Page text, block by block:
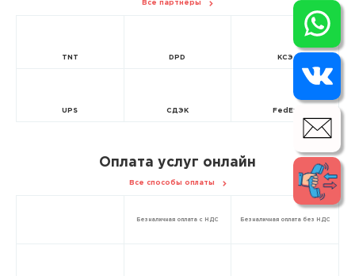
Все партнёры
TNT DPD КСЭ
UPS СДЭК FedEx
Оплата услуг онлайн
Все способы оплаты
Безналичная оплата с НДС Безналичная оплата без НДС